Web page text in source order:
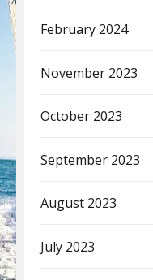
February 2024
November 2023
October 2023
September 2023
August 2023
July 2023